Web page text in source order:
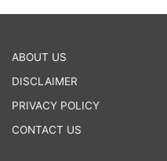
ABOUT US
DISCLAIMER
PRIVACY POLICY
CONTACT US